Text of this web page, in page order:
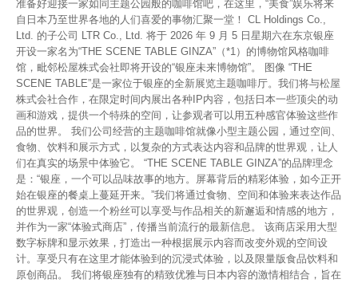
准备好迎接一家如同主题公园般的咖啡馆吧，在这里，“美食”娱乐将来
自日本乃至世界各地的人们喜爱的事物汇聚一堂！ CL Holdings Co.,
Ltd. 的子公司 LTR Co., Ltd. 将于 2026 年 9 月 5 日星期六在东京银座
开设一家名为“THE SCENE TABLE GINZA”（*1）的博物馆风格咖啡
馆，毗邻松屋株式会社即将开设的“银座未来博物馆”。 图像 “THE
SCENE TABLE”是一家位于银座的全新展览主题咖啡厅。我们将与松屋
株式会社合作，在限定时间内展出各种IP内容，包括日本一些顶尖的动
画和游戏，提供一个特殊的空间，让参观者可以用五种感官体验这些作
品的世界。 我们公司经营的主题咖啡馆就像小型主题公园，通过空间、
食物、饮料和展示方式，以复杂的方式表达内容和品牌的世界观，让人
们在真实的场景中体验它。 “THE SCENE TABLE GINZA”的品牌理念
是：“银座，一个可以品味故事的地方。屏幕背后的精彩体验，如今正开
始在银座的餐桌上蔓延开来。”我们将通过食物、空间和体验来表达作品
的世界观，创造一个粉丝可以享受与作品相关的新邂逅和情感的地方，
并作为一家“体验式商店”，传播当前流行的最新信息。 该商店采用大型
数字标牌和显示效果，打造出一种根据展示内容而改变外观的空间设
计。享受只有在这里才能体验到的沉浸式体验，以及限量版食品饮料和
原创商品。 我们将银座独有的精致优雅与日本内容的激情相结合，旨在